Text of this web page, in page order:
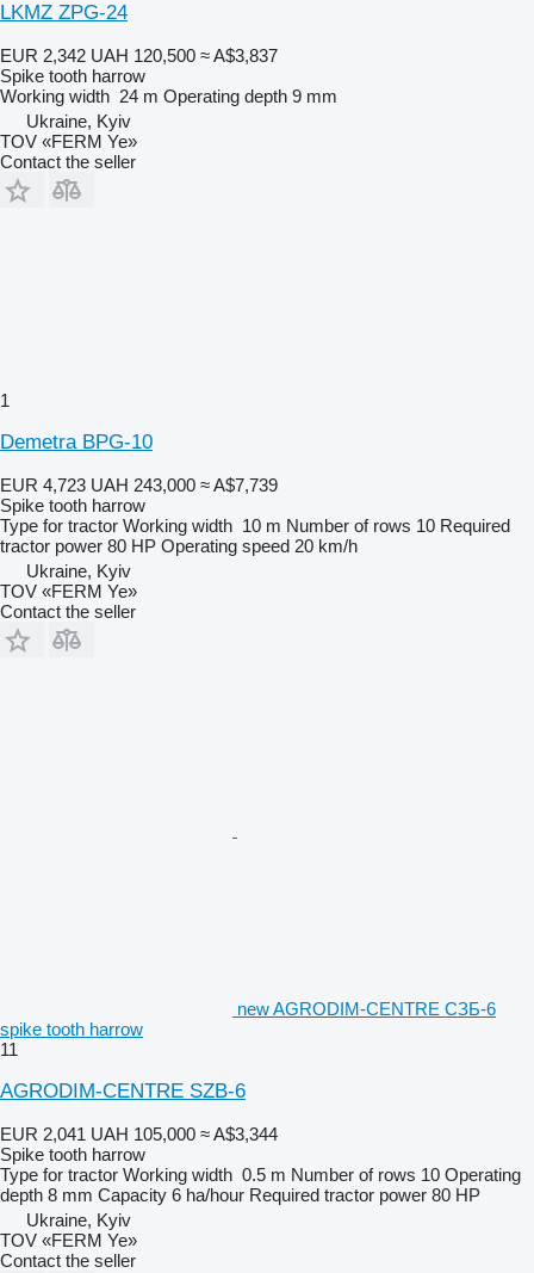
LKMZ ZPG-24
EUR 2,342 UAH 120,500 ≈ A$3,837
Spike tooth harrow
Working width 24 m Operating depth 9 mm
Ukraine, Kyiv
TOV «FERM Ye»
Contact the seller
1
Demetra BPG-10
EUR 4,723 UAH 243,000 ≈ A$7,739
Spike tooth harrow
Type for tractor Working width 10 m Number of rows 10 Required
tractor power 80 HP Operating speed 20 km/h
Ukraine, Kyiv
TOV «FERM Ye»
Contact the seller
new AGRODIM-CENTRE СЗБ-6
spike tooth harrow
11
AGRODIM-CENTRE SZB-6
EUR 2,041 UAH 105,000 ≈ A$3,344
Spike tooth harrow
Type for tractor Working width 0.5 m Number of rows 10 Operating
depth 8 mm Capacity 6 ha/hour Required tractor power 80 HP
Ukraine, Kyiv
TOV «FERM Ye»
Contact the seller